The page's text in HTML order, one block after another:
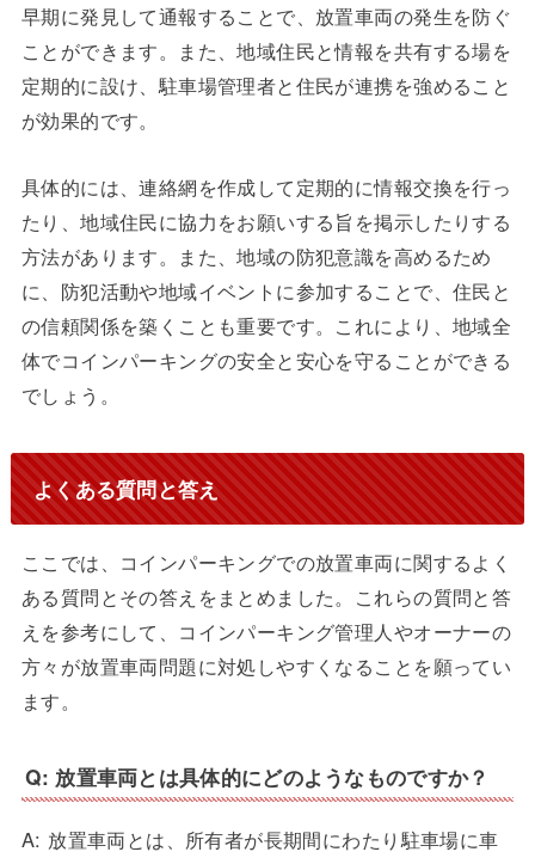
早期に発見して通報することで、放置車両の発生を防ぐ
ことができます。また、地域住民と情報を共有する場を
定期的に設け、駐車場管理者と住民が連携を強めること
が効果的です。
具体的には、連絡網を作成して定期的に情報交換を行っ
たり、地域住民に協力をお願いする旨を掲示したりする
方法があります。また、地域の防犯意識を高めるため
に、防犯活動や地域イベントに参加することで、住民と
の信頼関係を築くことも重要です。これにより、地域全
体でコインパーキングの安全と安心を守ることができる
でしょう。
よくある質問と答え
ここでは、コインパーキングでの放置車両に関するよく
ある質問とその答えをまとめました。これらの質問と答
えを参考にして、コインパーキング管理人やオーナーの
方々が放置車両問題に対処しやすくなることを願ってい
ます。
Q: 放置車両とは具体的にどのようなものですか？
A: 放置車両とは、所有者が長期間にわたり駐車場に車